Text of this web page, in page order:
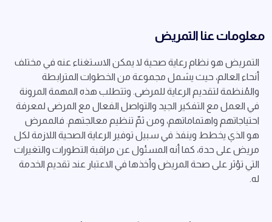
معلومات عنا التمريض
التمريض هو نظام رعاية صحية لا يمكن الاستغناء عنه في مختلف
أنحاء العالم، حيث يشمل مجموعة من الخطوات المترابطة
والمُنظمة لتقديم الرعاية للمرضى. وتتطلب هذه المهمة المرونة
في العمل مع التفكير الجيد والتواصل الفعال مع المرضى لمعرفة
احتياجاتهم واهتماماتهم، ومن ثمّ تنظيم معالجتهم. فالممرض
هو الذي يخطط وينفذ في سبيل توفير الرعاية الصحية اللازمة لكل
مريض على حدة، كما أنه المسئول عن مراقبة التطورات والتغيرات
التي تؤثر على صحة المريض وأخذها في الاعتبار عند تقديم الخدمة
له.